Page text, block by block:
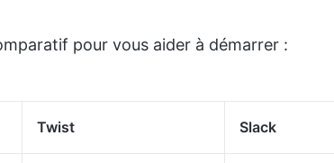
pour vous aider à démarrer :
Twist Slack